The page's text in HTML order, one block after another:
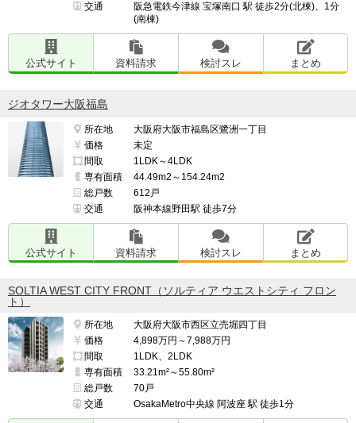
交通
阪急電鉄今津線 宝塚南口 駅 徒歩2分(北棟)、1分
(南棟)
公式サイト 資料請求 検討スレ まとめ
ジオタワー大阪福島
所在地
大阪府大阪市福島区鷺洲一丁目
価格
未定
間取
1LDK～4LDK
専有面積
44.49m2～154.24m2
総戸数
612戸
交通
阪神本線野田駅 徒歩7分
公式サイト 資料請求 検討スレ まとめ
SOLTIA WEST CITY FRONT（ソルティア ウエストシティ フロン
ト）
所在地
大阪府大阪市西区立売堀四丁目
価格
4,898万円～7,988万円
間取
1LDK、2LDK
専有面積
33.21m²～55.80m²
総戸数
70戸
交通
OsakaMetro中央線 阿波座 駅 徒歩1分